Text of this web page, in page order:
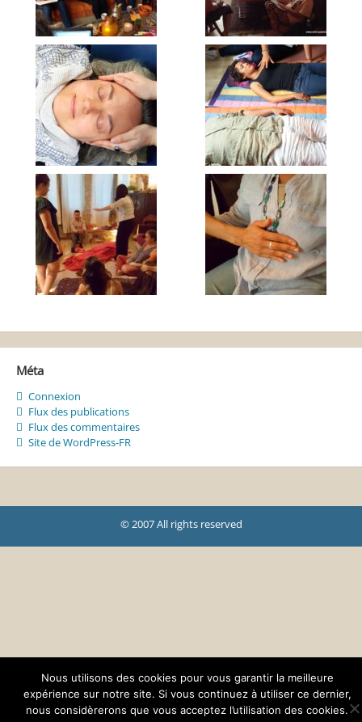
Méta
Connexion
Flux des publications
Flux des commentaires
Site de WordPress-FR
© 2007 All rights reserved
Nous utilisons des cookies pour vous garantir la meilleure
expérience sur notre site. Si vous continuez à utiliser ce dernier,
nous considèrerons que vous acceptez l’utilisation des cookies.